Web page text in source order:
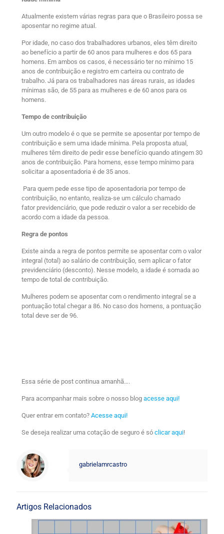
Atualmente existem várias regras para que o Brasileiro possa se
aposentar no regime atual.
Por idade, no caso dos trabalhadores urbanos, eles têm direito
ao benefício a partir de 60 anos para mulheres e dos 65 para
homens. Em ambos os casos, é necessário ter no mínimo 15
anos de contribuição e registro em carteira ou contrato de
trabalho. Já para os trabalhadores nas áreas rurais, as idades
mínimas são, de 55 para as mulheres e de 60 anos para os
homens.
Tempo de contribuição
Um outro modelo é o que se permite se aposentar por tempo de
contribuição e sem uma idade mínima. Pela proposta atual,
mulheres têm direito de pedir esse benefício quando atingem 30
anos de contribuição. Para homens, esse tempo mínimo para
solicitar a aposentadoria é de 35 anos.
Para quem pede esse tipo de aposentadoria por tempo de
contribuição, no entanto, realiza-se um cálculo chamado
fator previdenciário, que pode reduzir o valor a ser recebido de
acordo com a idade da pessoa.
Regra de pontos
Existe ainda a regra de pontos permite se aposentar com o valor
integral (total) ao salário de contribuição, sem aplicar o fator
previdenciário (desconto). Nesse modelo, a idade é somada ao
tempo de total de contribuição.
Mulheres podem se aposentar com o rendimento integral se a
pontuação total chegar a 86. No caso dos homens, a pontuação
total deve ser de 96.
Essa série de post continua amanhã….
Para acompanhar mais sobre o nosso blog acesse aqui!
Quer entrar em contato? Acesse aqui!
Se deseja realizar uma cotação de seguro é só clicar aqui!
gabrielamrcastro
Artigos Relacionados